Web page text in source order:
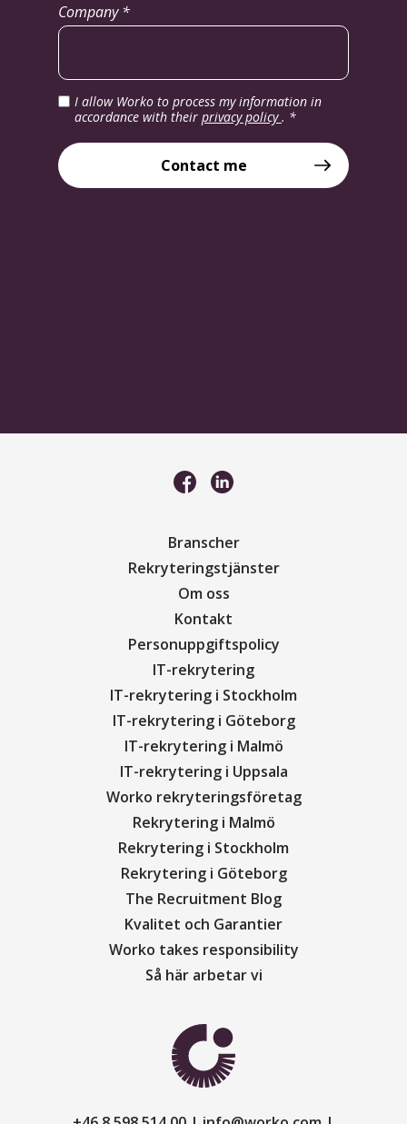
Company *
I allow Worko to process my information in
accordance with their privacy policy. *
Contact me
Branscher
Rekryteringstjänster
Om oss
Kontakt
Personuppgiftspolicy
IT-rekrytering
IT-rekrytering i Stockholm
IT-rekrytering i Göteborg
IT-rekrytering i Malmö
IT-rekrytering i Uppsala
Worko rekryteringsföretag
Rekrytering i Malmö
Rekrytering i Stockholm
Rekrytering i Göteborg
The Recruitment Blog
Kvalitet och Garantier
Worko takes responsibility
Så här arbetar vi